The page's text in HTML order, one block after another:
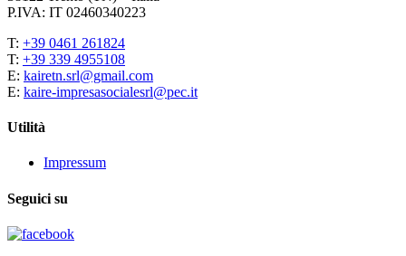
P.IVA: IT 02460340223
T: +39 0461 261824
T: +39 339 4955108
E: kairetn.srl@gmail.com
E: kaire-impresasocialesrl@pec.it
Utilità
Impressum
Seguici su